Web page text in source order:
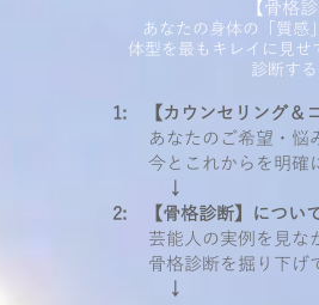
【骨格
あなたの身体の「質感
体型を最もキレイに見
診断す
1: 【カウンセリング＆
あなたのご希望・悩
今とこれからを明確
↓
2: 【骨格診断】につい
芸能人の実例を見な
骨格診断を掘り下げ
↓